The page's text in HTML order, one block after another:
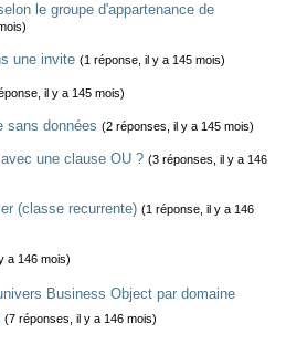
le groupe d'appartenance de
une invite (1 réponse, il y a 145 mois)
il y a 145 mois)
sans données (2 réponses, il y a 145 mois)
une clause OU ? (3 réponses, il y a 146
(classe recurrente) (1 réponse, il y a 146
a 146 mois)
Business Object par domaine
(7 réponses, il y a 146 mois)